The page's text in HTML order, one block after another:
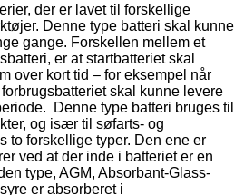
der er lavet til forskellige
Denne type batteri skal kunne
gange. Forskellen mellem et
er at startbatteriet skal
over kort tid – for eksempel når
skal kunne levere
Denne type batteri bruges til
og især til søfarts- og
to forskellige typer. Den ene er
ved at der inde i batteriet er en
type, AGM, Absorbant-Glass-
er absorberet i